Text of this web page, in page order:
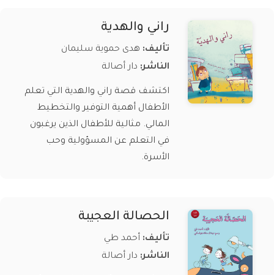
راني والهدية
تأليف: هدى حموية سليمان
الناشر: دار أصالة
اكتشف قصة راني والهدية التي تعلم
الأطفال أهمية التوفير والتخطيط
المالي. مثالية للأطفال الذين يرغبون
في التعلم عن المسؤولية وحب
الأسرة.
الحصالة العجيبة
تأليف: أحمد طي
الناشر: دار أصالة